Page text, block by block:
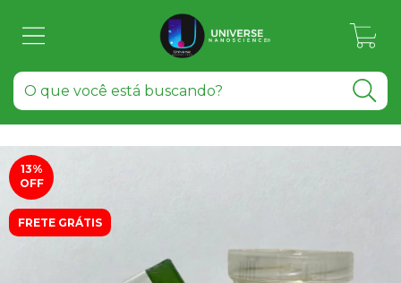
13%
OFF
FRETE GRÁTIS